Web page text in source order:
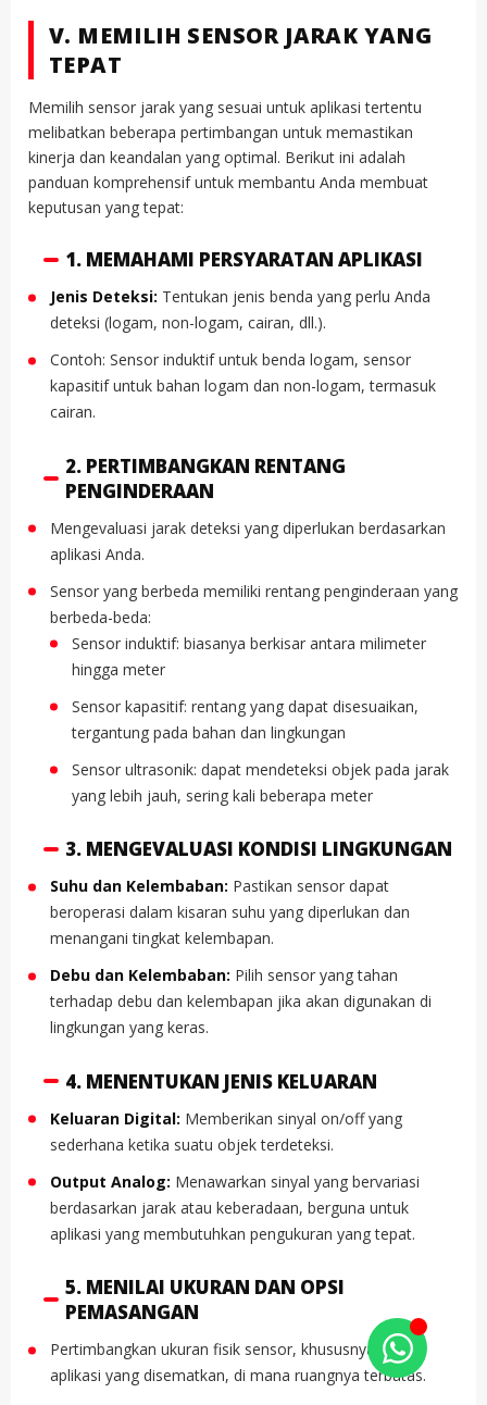
V. MEMILIH SENSOR JARAK YANG
TEPAT
Memilih sensor jarak yang sesuai untuk aplikasi tertentu
melibatkan beberapa pertimbangan untuk memastikan
kinerja dan keandalan yang optimal. Berikut ini adalah
panduan komprehensif untuk membantu Anda membuat
keputusan yang tepat:
1. MEMAHAMI PERSYARATAN APLIKASI
Jenis Deteksi: Tentukan jenis benda yang perlu Anda
deteksi (logam, non-logam, cairan, dll.).
Contoh: Sensor induktif untuk benda logam, sensor
kapasitif untuk bahan logam dan non-logam, termasuk
cairan.
2. PERTIMBANGKAN RENTANG
PENGINDERAAN
Mengevaluasi jarak deteksi yang diperlukan berdasarkan
aplikasi Anda.
Sensor yang berbeda memiliki rentang penginderaan yang
berbeda-beda:
Sensor induktif: biasanya berkisar antara milimeter
hingga meter
Sensor kapasitif: rentang yang dapat disesuaikan,
tergantung pada bahan dan lingkungan
Sensor ultrasonik: dapat mendeteksi objek pada jarak
yang lebih jauh, sering kali beberapa meter
3. MENGEVALUASI KONDISI LINGKUNGAN
Suhu dan Kelembaban: Pastikan sensor dapat
beroperasi dalam kisaran suhu yang diperlukan dan
menangani tingkat kelembapan.
Debu dan Kelembaban: Pilih sensor yang tahan
terhadap debu dan kelembapan jika akan digunakan di
lingkungan yang keras.
4. MENENTUKAN JENIS KELUARAN
Keluaran Digital: Memberikan sinyal on/off yang
sederhana ketika suatu objek terdeteksi.
Output Analog: Menawarkan sinyal yang bervariasi
berdasarkan jarak atau keberadaan, berguna untuk
aplikasi yang membutuhkan pengukuran yang tepat.
5. MENILAI UKURAN DAN OPSI
PEMASANGAN
Pertimbangkan ukuran fisik sensor, khususnya untuk
aplikasi yang disematkan, di mana ruangnya terbatas.